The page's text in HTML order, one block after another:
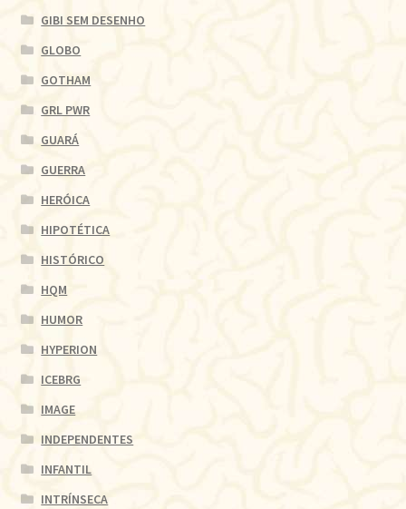
GIBI SEM DESENHO
GLOBO
GOTHAM
GRL PWR
GUARÁ
GUERRA
HERÓICA
HIPOTÉTICA
HISTÓRICO
HQM
HUMOR
HYPERION
ICEBRG
IMAGE
INDEPENDENTES
INFANTIL
INTRÍNSECA